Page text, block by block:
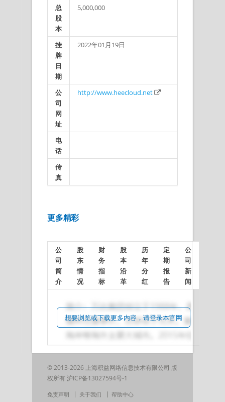
总
股
本
5,000,000
挂
牌
日
期
2022年01月19日
公
司
网
址
http://www.heecloud.net
电
话
传
真
更多精彩
公
司
简
介
股
东
情
况
财
务
指
标
股
本
沿
革
历
年
分
红
定
期
报
告
公
司
新
闻
想要浏览或下载更多内容，请登录本官网
© 2013-2026 上海积益网络信息技术有限公司 版
权所有沪ICP备13027594号-1
免责声明 关于我们 帮助中心